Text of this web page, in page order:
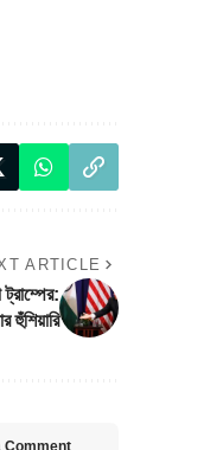
ARTICLE
হুঁশিয়ারি